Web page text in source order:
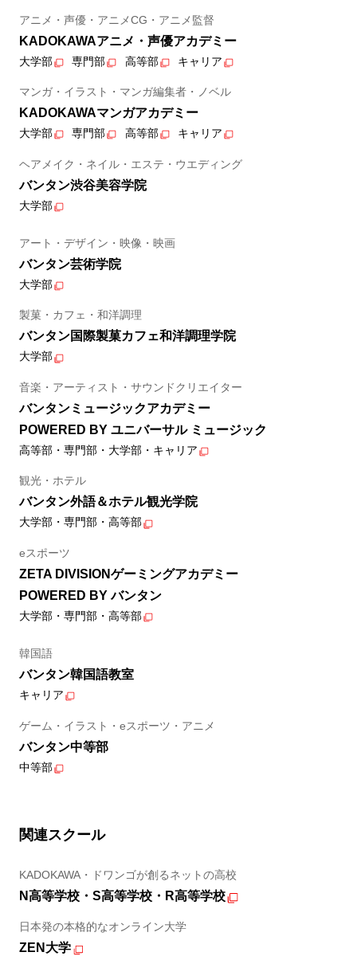
アニメ・声優・アニメCG・アニメ監督
KADOKAWAアニメ・声優アカデミー
大学部 専門部 高等部 キャリア
マンガ・イラスト・マンガ編集者・ノベル
KADOKAWAマンガアカデミー
大学部 専門部 高等部 キャリア
ヘアメイク・ネイル・エステ・ウエディング
バンタン渋谷美容学院
大学部
アート・デザイン・映像・映画
バンタン芸術学院
大学部
製菓・カフェ・和洋調理
バンタン国際製菓カフェ和洋調理学院
大学部
音楽・アーティスト・サウンドクリエイター
バンタンミュージックアカデミー
POWERED BY ユニバーサル ミュージック
高等部・専門部・大学部・キャリア
観光・ホテル
バンタン外語＆ホテル観光学院
大学部・専門部・高等部
eスポーツ
ZETA DIVISIONゲーミングアカデミー
POWERED BY バンタン
大学部・専門部・高等部
韓国語
バンタン韓国語教室
キャリア
ゲーム・イラスト・eスポーツ・アニメ
バンタン中等部
中等部
関連スクール
KADOKAWA・ドワンゴが創るネットの高校
N高等学校・S高等学校・R高等学校
日本発の本格的なオンライン大学
ZEN大学